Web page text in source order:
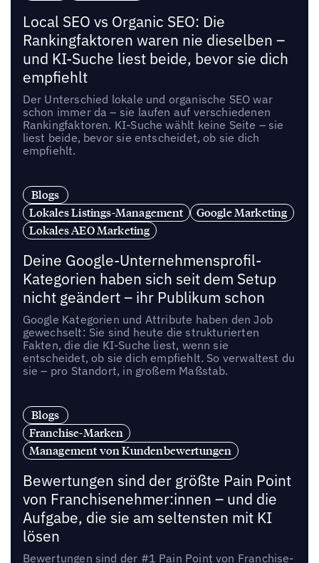
Local SEO vs Organic SEO: Die
Rankingfaktoren waren nie dieselben –
und KI-Suche liest beide, bevor sie dich
empfiehlt
Der Unterschied lokale und organische SEO war
schon immer da – sie laufen auf verschiedenen
Rankingfaktoren. KI-Suche wählt keine Seite – sie
liest beide, bevor sie entscheidet, ob sie dich
empfiehlt.
Blogs
Lokales Listings-Management
Google Marketing
Lokales AEO Marketing
Deine Google-Unternehmensprofil-
Kategorien haben sich seit dem Setup
nicht geändert – ihr Publikum schon
Google Kategorien und Attribute haben den Job
gewechselt: Sie sind heute die strukturierten
Fakten, die die KI-Suche liest, wenn sie
entscheidet, ob sie dich empfiehlt. So verwaltest du
sie – pro Standort, in großem Maßstab.
Blogs
Franchise-Marken
Management von Kundenbewertungen
Bewertungen sind der größte Pain Point
von Franchisenehmer:innen – und die
Aufgabe, die sie am seltensten mit KI
lösen
Bewertungen sind der #1 Pain Point von Franchise-